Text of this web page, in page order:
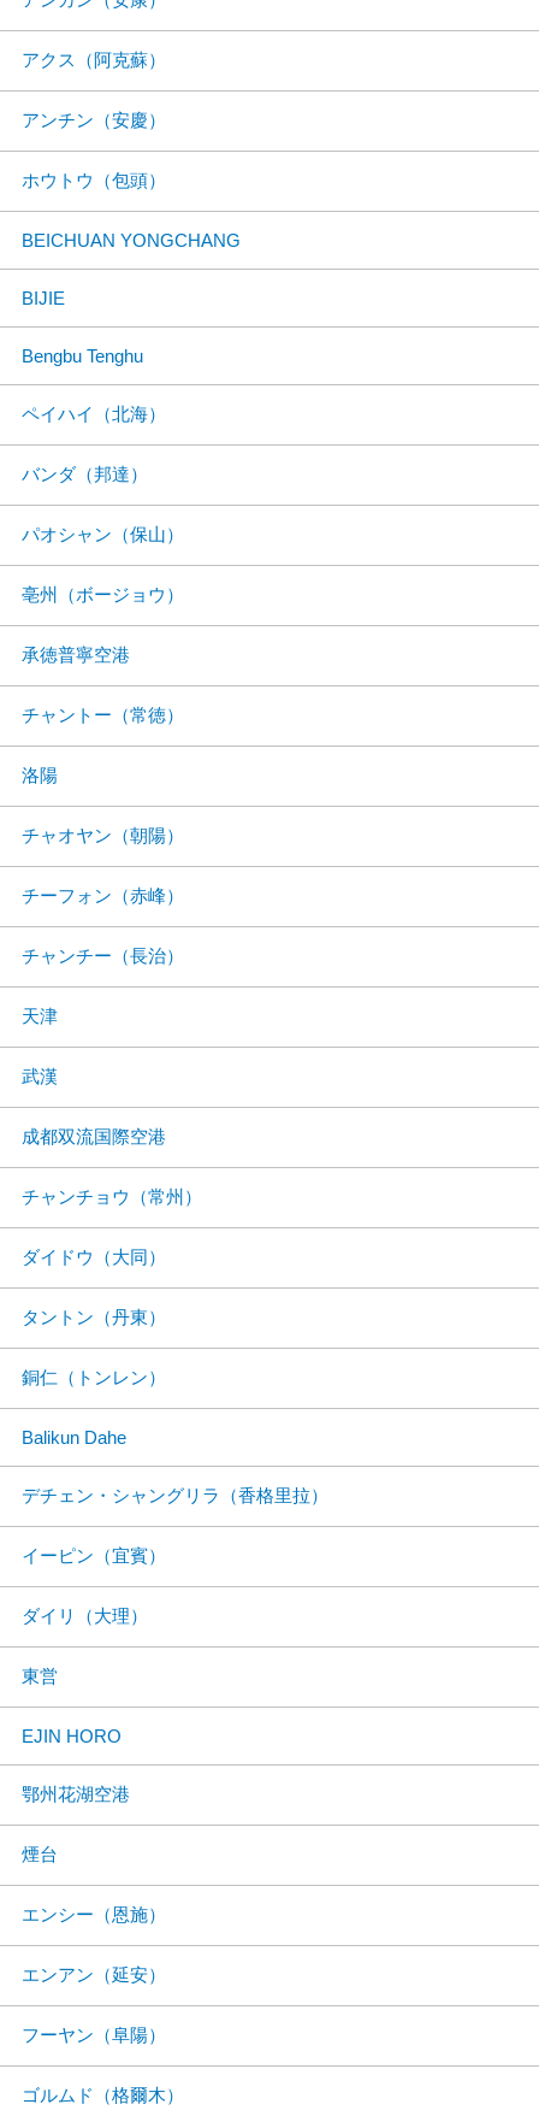
アクス（阿克蘇）
アンチン（安慶）
ホウトウ（包頭）
BEICHUAN YONGCHANG
BIJIE
Bengbu Tenghu
ペイハイ（北海）
バンダ（邦達）
パオシャン（保山）
亳州（ボージョウ）
承徳普寧空港
チャントー（常徳）
洛陽
チャオヤン（朝陽）
チーフォン（赤峰）
チャンチー（長治）
天津
武漢
成都双流国際空港
チャンチョウ（常州）
ダイドウ（大同）
タントン（丹東）
銅仁（トンレン）
Balikun Dahe
デチェン・シャングリラ（香格里拉）
イーピン（宜賓）
ダイリ（大理）
東営
EJIN HORO
鄂州花湖空港
煙台
エンシー（恩施）
エンアン（延安）
フーヤン（阜陽）
ゴルムド（格爾木）